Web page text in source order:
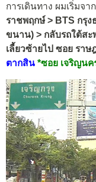
การเดินทาง ผมเริ่มจาก
ราชพฤกษ์ > BTS กรุง
ขนาน) > กลับรถใต้สะ
เลี้ยวซ้ายไป ซอย ราษ
ตากสิน *ซอย เจริญนค